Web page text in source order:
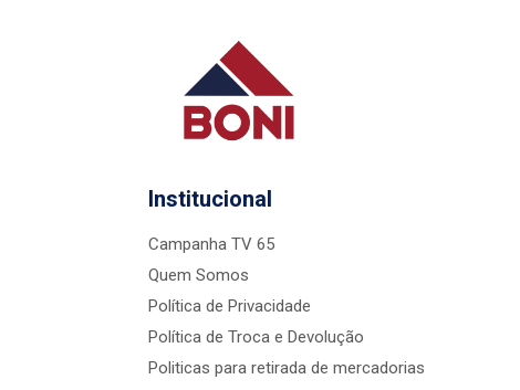
Institucional
Campanha TV 65
Quem Somos
Política de Privacidade
Política de Troca e Devolução
Politicas para retirada de mercadorias